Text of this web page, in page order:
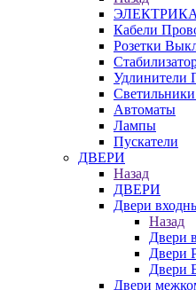
ЭЛЕКТРИКА
Кабели
Розетки
Удлинители
Автоматы
Лампы
Пускатели
ДВЕРИ
Назад
ДВЕРИ
Двери
Назад
Двери
Двери
Двери
Двери